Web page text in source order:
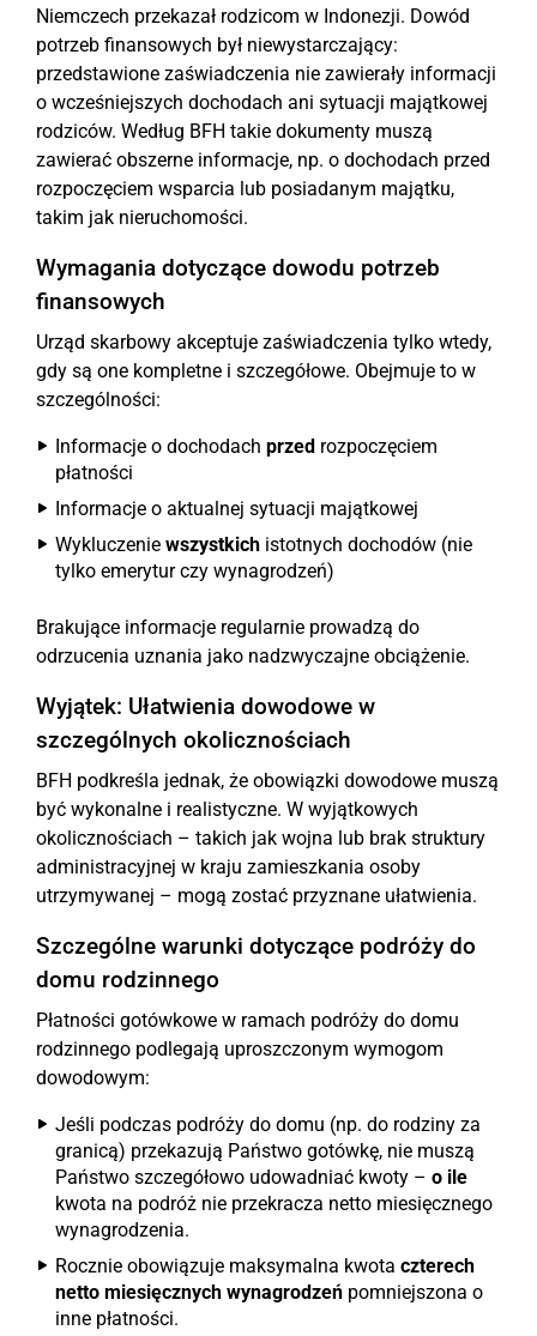
Niemczech przekazał rodzicom w Indonezji. Dowód
potrzeb finansowych był niewystarczający:
przedstawione zaświadczenia nie zawierały informacji
o wcześniejszych dochodach ani sytuacji majątkowej
rodziców. Według BFH takie dokumenty muszą
zawierać obszerne informacje, np. o dochodach przed
rozpoczęciem wsparcia lub posiadanym majątku,
takim jak nieruchomości.
Wymagania dotyczące dowodu potrzeb
finansowych
Urząd skarbowy akceptuje zaświadczenia tylko wtedy,
gdy są one kompletne i szczegółowe. Obejmuje to w
szczególności:
Informacje o dochodach przed rozpoczęciem
płatności
Informacje o aktualnej sytuacji majątkowej
Wykluczenie wszystkich istotnych dochodów (nie
tylko emerytur czy wynagrodzeń)
Brakujące informacje regularnie prowadzą do
odrzucenia uznania jako nadzwyczajne obciążenie.
Wyjątek: Ułatwienia dowodowe w
szczególnych okolicznościach
BFH podkreśla jednak, że obowiązki dowodowe muszą
być wykonalne i realistyczne. W wyjątkowych
okolicznościach – takich jak wojna lub brak struktury
administracyjnej w kraju zamieszkania osoby
utrzymywanej – mogą zostać przyznane ułatwienia.
Szczególne warunki dotyczące podróży do
domu rodzinnego
Płatności gotówkowe w ramach podróży do domu
rodzinnego podlegają uproszczonym wymogom
dowodowym:
Jeśli podczas podróży do domu (np. do rodziny za
granicą) przekazują Państwo gotówkę, nie muszą
Państwo szczegółowo udowadniać kwoty – o ile
kwota na podróż nie przekracza netto miesięcznego
wynagrodzenia.
Rocznie obowiązuje maksymalna kwota czterech
netto miesięcznych wynagrodzeń pomniejszona o
inne płatności.